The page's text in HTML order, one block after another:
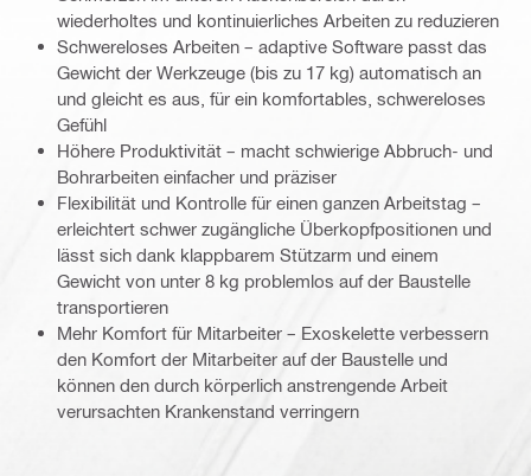
wiederholtes und kontinuierliches Arbeiten zu reduzieren
Schwereloses Arbeiten – adaptive Software passt das
Gewicht der Werkzeuge (bis zu 17 kg) automatisch an
und gleicht es aus, für ein komfortables, schwereloses
Gefühl
Höhere Produktivität – macht schwierige Abbruch- und
Bohrarbeiten einfacher und präziser
Flexibilität und Kontrolle für einen ganzen Arbeitstag –
erleichtert schwer zugängliche Überkopfpositionen und
lässt sich dank klappbarem Stützarm und einem
Gewicht von unter 8 kg problemlos auf der Baustelle
transportieren
Mehr Komfort für Mitarbeiter – Exoskelette verbessern
den Komfort der Mitarbeiter auf der Baustelle und
können den durch körperlich anstrengende Arbeit
verursachten Krankenstand verringern